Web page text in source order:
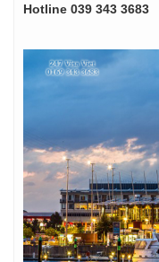
Hotline 039 343 3683